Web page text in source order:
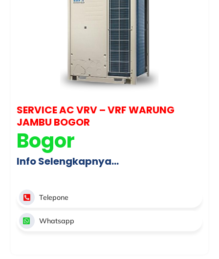
SERVICE AC VRV – VRF WARUNG
JAMBU BOGOR
Bogor
Info Selengkapnya…
Telepone
Whatsapp